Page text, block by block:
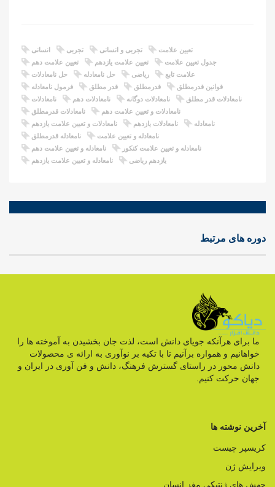
انسانی تجربی تجربی و انسانی
تعیین علامت
تعیین علامت دهم
تعیین علامت یازدهم
جدول تعیین علامت
حل نامعادلات
حل نامعادله ریاضی
علامت تابع
فرمول نامعادله
قدر مطلق قدرمطلق
قوانین قدرمطلق
نامعادلات
نامعادلات دهم نامعادلات دوگانه
نامعادلات قدر مطلق
نامعادلات قدرمطلق
نامعادلات و تعیین علامت دهم
نامعادلات و تعیین علامت یازدهم
نامعادلات یازدهم
نامعادله
نامعادله قدرمطلق
نامعادله و تعیین علامت
نامعادله و تعیین علامت دهم
نامعادله و تعیین علامت کنکور
نامعادله و تعیین علامت یازدهم
یازدهم ریاضی
دوره های مرتبط
ما برای هرآنکه جویای دانش است، لذت جان بخشیدن به آموخته ها را
خواهانیم و همواره برآنیم تا با تکیه بر نوآوری به ارائه ی محصولات
دانش محور در راستای گسترش فرهنگ، دانش و فن آوری در ایران و
جهان حرکت کنیم.
آخرین نوشته ها
کریسپر چیست
ویرایش ژن
جهش های ژنتیکی مغز انسان